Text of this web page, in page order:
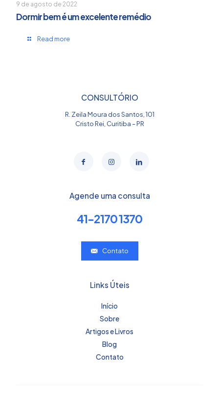
9 de agosto de 2022
Dormir bem é um excelente remédio
Read more
CONSULTÓRIO
R. Zeila Moura dos Santos, 101
Cristo Rei, Curitiba – PR
Agende uma consulta
41-2170 1370
Contato
Links Úteis
Início
Sobre
Artigos e Livros
Blog
Contato